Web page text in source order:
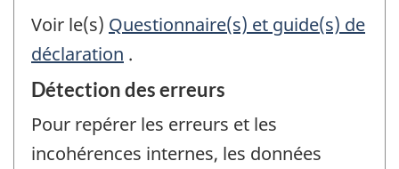
Voir le(s) Questionnaire(s) et guide(s) de
déclaration .
Détection des erreurs
Pour repérer les erreurs et les
incohérences internes, les données